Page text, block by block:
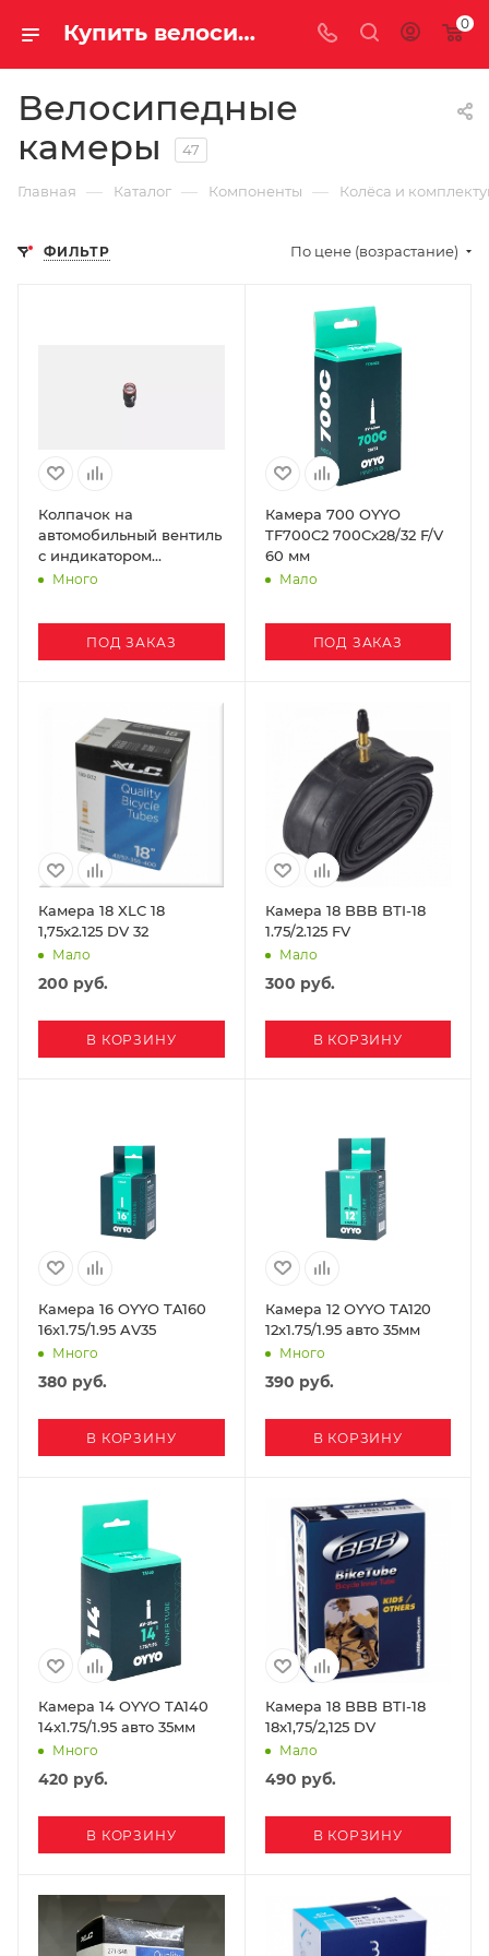
Купить велосипедную камеру в Саратове и Энгельсе 0
Велосипедные
камеры
47
Главная — Каталог — Компоненты — Колёса и
ФИЛЬТР По цене (возрастание)
Колпачок на
автомобильный вентиль
с индикатором
давления Specialized
Много
ПОД ЗАКАЗ
Камера 700 OYYO
TF700C2 700Cx28/32 F/V
60 мм
Мало
ПОД ЗАКАЗ
Камера 18 XLC 18
1,75x2.125 DV 32
Мало
200 руб.
В КОРЗИНУ
Камера 18 BBB BТI-18
1.75/2.125 FV
Мало
300 руб.
В КОРЗИНУ
Камера 16 OYYO TA160
16х1.75/1.95 AV35
Много
380 руб.
В КОРЗИНУ
Камера 12 OYYO TA120
12х1.75/1.95 авто 35мм
Много
390 руб.
В КОРЗИНУ
Камера 14 OYYO TA140
14x1.75/1.95 авто 35мм
Много
420 руб.
В КОРЗИНУ
Камера 18 BBB BTI-18
18x1,75/2,125 DV
Мало
490 руб.
В КОРЗИНУ